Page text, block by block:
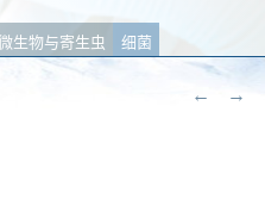
生物与寄生虫 细菌
← →